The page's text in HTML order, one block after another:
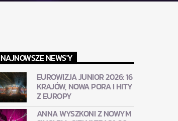
NAJNOWSZE NEWS'Y
EUROWIZJA JUNIOR 2026: 16
KRAJÓW, NOWA PORA I HITY
Z EUROPY
ANNA WYSZKONI Z NOWYM